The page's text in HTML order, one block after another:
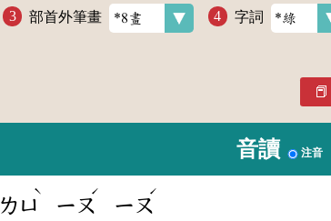
部首外筆畫 字詞
音讀 注音
ㄌㄩ
ˋ
ㄧㄡ
ˊ
ㄧㄡ
ˊ